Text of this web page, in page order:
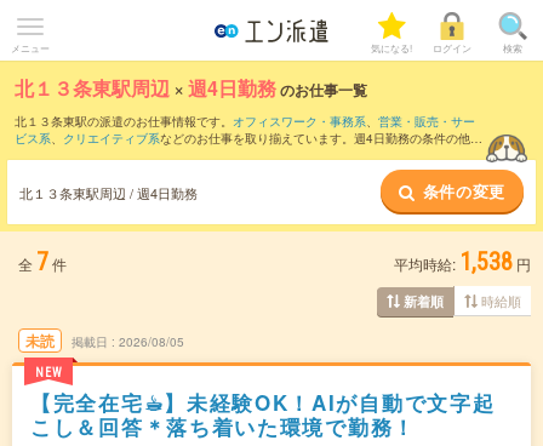
メニュー 気になる! ログイン 検索
北１３条東駅周辺 ×週4日勤務のお仕事一覧
北１３条東駅の派遣のお仕事情報です。 オフィスワーク・事務系、 営業・販売・サー
ビス系、 クリエイティブ系などのお仕事を取り揃えています。週4日勤務の条件の他
北１３条東駅周辺 / 週4日勤務 条件の変更
全 7件 平均時給: 1,538 円
新着順 時給順
未読
NEW
掲載日 2026/08/05
【完全在宅☕︎】未経験OK！AIが自動で文字起
こし＆回答＊落ち着いた環境で勤務！